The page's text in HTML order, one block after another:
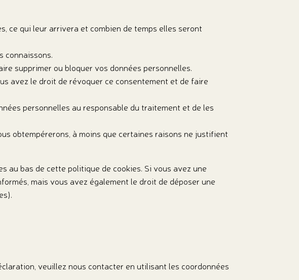
ce qui leur arrivera et combien de temps elles seront
connaissons.
supprimer ou bloquer vos données personnelles.
avez le droit de révoquer ce consentement et de faire
personnelles au responsable du traitement et de les
obtempérerons, à moins que certaines raisons ne justifient
au bas de cette politique de cookies. Si vous avez une
mais vous avez également le droit de déposer une
veuillez nous contacter en utilisant les coordonnées